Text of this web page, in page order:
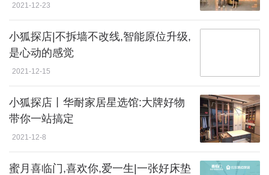
2021-12-23
小狐探店|不拆墙不改线,智能原位升级,
是心动的感觉
2021-12-15
小狐探店丨华耐家居星选馆:大牌好物
带你一站搞定
2021-12-8
蜜月喜临门,喜欢你,爱一生|一张好床垫